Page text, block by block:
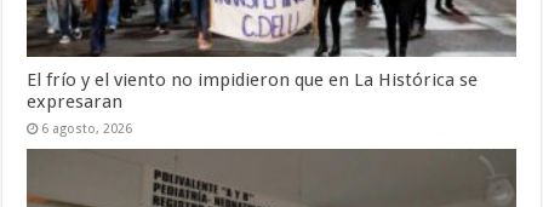
El frío y el viento no impidieron que en La Histórica se
expresaran
6 agosto, 2026